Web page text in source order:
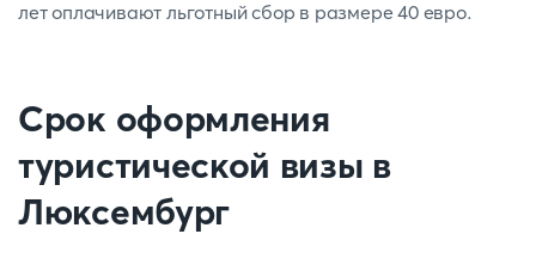
лет оплачивают льготный сбор в размере 40 евро.
Срок оформления
туристической визы в
Люксембург